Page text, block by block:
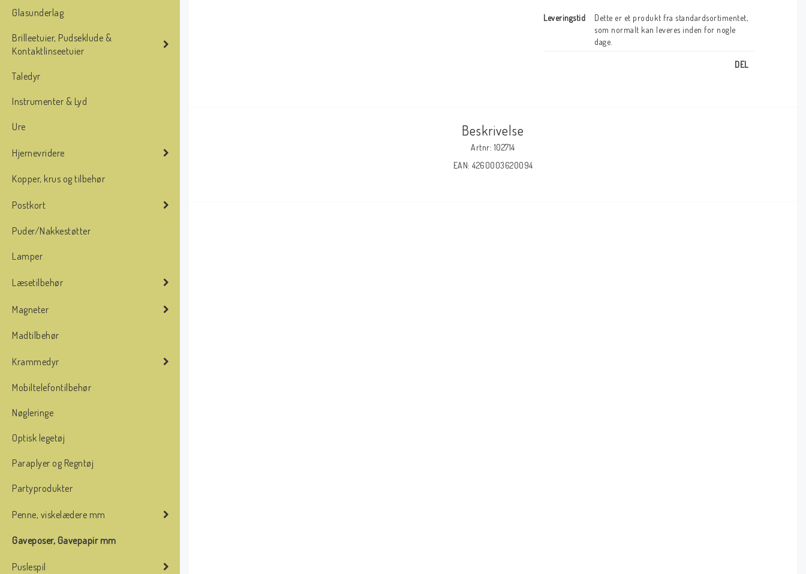
Glasunderlag
Brilleetuier, Pudseklude &
Kontaktlinseetuier
Taledyr
Instrumenter & Lyd
Ure
Hjernevridere
Kopper, krus og tilbehør
Postkort
Puder/Nakkestøtter
Lamper
Læsetilbehør
Magneter
Madtilbehør
Krammedyr
Mobiltelefontilbehør
Nøgleringe
Optisk legetøj
Paraplyer og Regntøj
Partyprodukter
Penne, viskelædere mm
Gaveposer, Gavepapir mm
Puslespil
Leveringstid
Dette er et produkt fra standardsortimentet,
som normalt kan leveres inden for nogle
dage.
DEL
Beskrivelse
Artnr: 102714
EAN: 4260003620094